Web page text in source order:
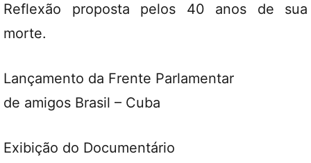
Reflexão proposta pelos 40 anos de sua
morte.
Lançamento da Frente Parlamentar
de amigos Brasil – Cuba
Exibição do Documentário